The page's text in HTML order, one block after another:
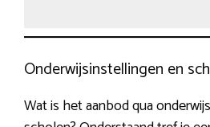
Onderwijsinstellingen en
Wat is het aanbod qua